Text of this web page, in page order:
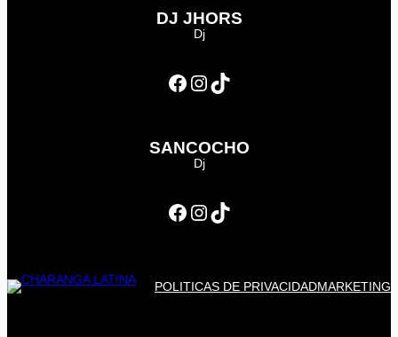
DJ JHORS
Dj
Facebook Instagram TikTok
SANCOCHO
Dj
Facebook Instagram TikTok
POLITICAS DE PRIVACIDADMARKETING